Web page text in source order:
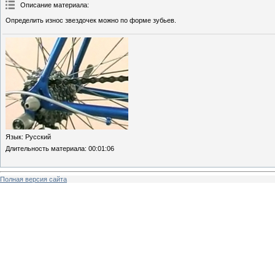
Описание материала:
Определить износ звездочек можно по форме зубьев.
Язык: Русский
Длительность материала: 00:01:06
Полная версия сайта